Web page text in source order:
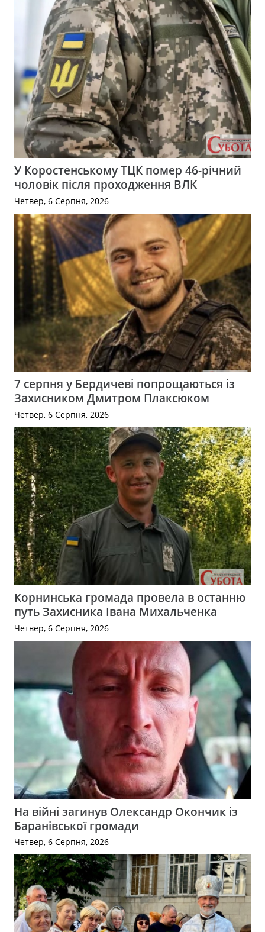
У Коростенському ТЦК помер 46-річний
чоловік після проходження ВЛК
Четвер, 6 Серпня, 2026
7 серпня у Бердичеві попрощаються із
Захисником Дмитром Плаксюком
Четвер, 6 Серпня, 2026
Корнинська громада провела в останню
путь Захисника Івана Михальченка
Четвер, 6 Серпня, 2026
На війні загинув Олександр Окончик із
Баранівської громади
Четвер, 6 Серпня, 2026